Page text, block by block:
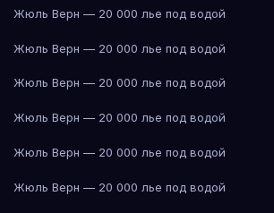
Жюль Верн — 20 000 лье под водой
Жюль Верн — 20 000 лье под водой
Жюль Верн — 20 000 лье под водой
Жюль Верн — 20 000 лье под водой
Жюль Верн — 20 000 лье под водой
Жюль Верн — 20 000 лье под водой